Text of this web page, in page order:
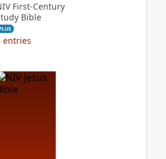
First-Century
Bible
entries